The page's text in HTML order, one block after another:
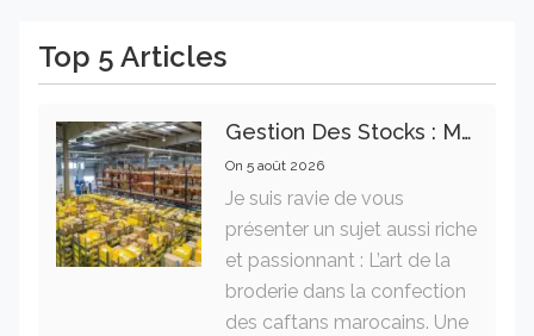
Top 5 Articles
Gestion Des Stocks : Meilleures Pratiques Intralogistiques
On 5 août 2026
Je suis ravie de vous
présenter un sujet aussi riche
et passionnant : L’art de la
broderie dans la confection
des caftans marocains. Une